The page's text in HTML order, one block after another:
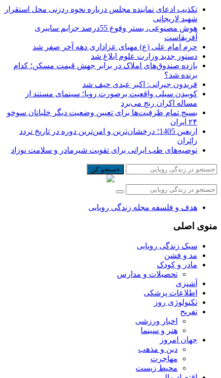
تکذیب ادعای نماینده مجلس درباره نحوه ردزنی محل استقرار
شهید لاریجانی
هوش مصنوعی، بستر وقوع 55درصد جرایم سایبری
آفریقاست
حرم امام علی (ع) مهیای عزاداری دهه آخر صفر شد
دستور جدید وزارت علوم ابلاغ شد
بازده صندوق‌های املاک در برابر جهش قیمت مسکن؛ کدام
برنده شد؟
فریدون جیرانی: اکبر عبدی حیف شد
کوبیدن سیلی واقعیت برصورت رویا؛ سینمای مستند از
مساله اکران رنج می‌برد
بسیج تمام ظرفیت‌ها برای تعیین وضعیت دیگر خلبانان سوخو
۲۴ ایران
اربعین 1405؛ درخشان‌ترین و امن‌ترین دوره در تاریخ تردد
زائران
توصیه‌های طب ایرانی برای تقویت شیرمادر و سلامت نوزاد
جستجو کن
هدف و فلسفه مجله زندگی رویایی
منوی اصلی
سبک زندگی رویایی
مد و فشن
مادر و کودک
تحصیلات و مدارس
آشپزی
اطلاعات پزشکی
تکنولوژی روز
تفریح
اخبار ورزشی
هنر و سینما
جهان امروز
دین و مذهب
مهاجرت
محیط زیست